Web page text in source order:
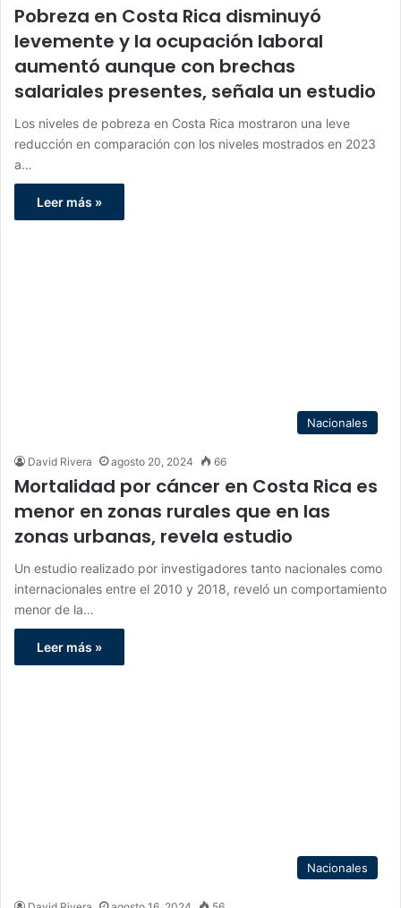
Pobreza en Costa Rica disminuyó
levemente y la ocupación laboral
aumentó aunque con brechas
salariales presentes, señala un estudio
Los niveles de pobreza en Costa Rica mostraron una leve
reducción en comparación con los niveles mostrados en 2023
a…
Leer más »
Nacionales
David Rivera agosto 20, 2024 66
Mortalidad por cáncer en Costa Rica es
menor en zonas rurales que en las
zonas urbanas, revela estudio
Un estudio realizado por investigadores tanto nacionales como
internacionales entre el 2010 y 2018, reveló un comportamiento
menor de la…
Leer más »
Nacionales